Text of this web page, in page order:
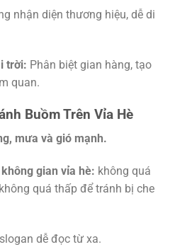
nhận diện thương hiệu, dễ di
trời: Phân biệt gian hàng, tạo
quan.
Buồm Trên Vỉa Hè
mưa và gió mạnh.
gian vỉa hè: không quá
quá thấp để tránh bị che
dễ đọc từ xa.